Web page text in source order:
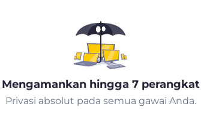
Mengamankan hingga 7 perangkat
Privasi absolut pada semua gawai Anda.